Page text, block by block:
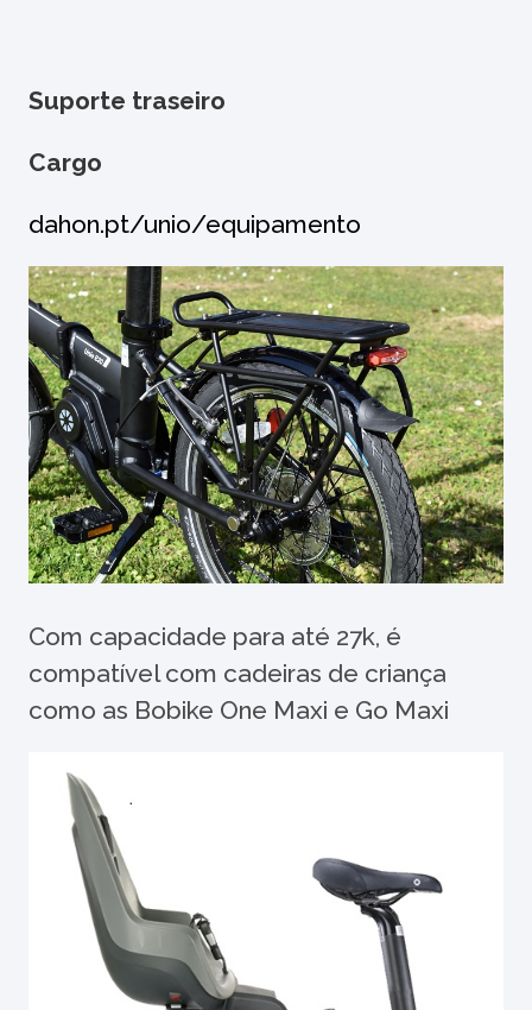
Suporte traseiro
Cargo
dahon.pt/unio/equipamento
Com capacidade para até 27k, é
compatível com cadeiras de criança
como as Bobike One Maxi e Go Maxi